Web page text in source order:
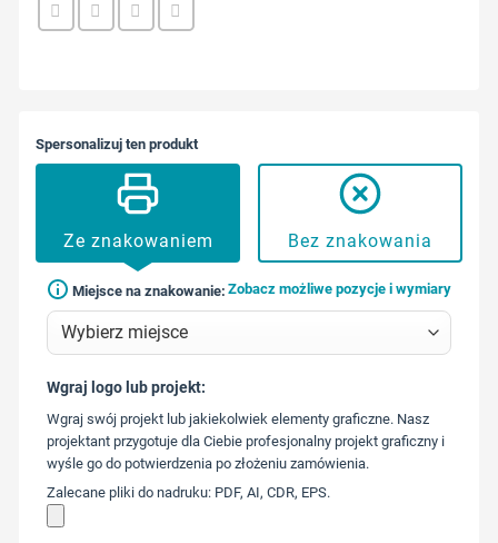
Spersonalizuj ten produkt
Ze znakowaniem Bez znakowania
Miejsce na znakowanie: Zobacz możliwe pozycje i wymiary
573 568
217
Wgraj logo lub projekt:
Wgraj swój projekt lub jakiekolwiek elementy graficzne. Nasz
projektant przygotuje dla Ciebie profesjonalny projekt graficzny i
wyśle go do potwierdzenia po złożeniu zamówienia.
Zalecane pliki do nadruku: PDF, AI, CDR, EPS.